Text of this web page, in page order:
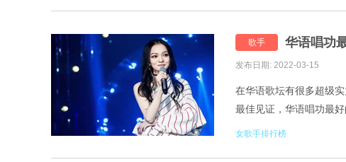
歌手 华语唱功
发布日期: 2022-03-15
在华语歌坛有很多超级
最佳见证，华语唱功最
内地娱乐圈唱功相当赞
女歌手排行榜